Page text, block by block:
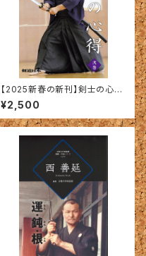
【2025新春の新刊】剣士の心得
〈弐巻〉馬場欽司＝著
¥2,500